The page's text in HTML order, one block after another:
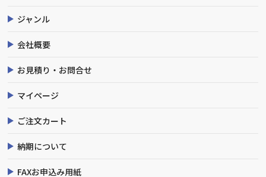
ジャンル
会社概要
お見積り・お問合せ
マイページ
ご注文カート
納期について
FAXお申込み用紙